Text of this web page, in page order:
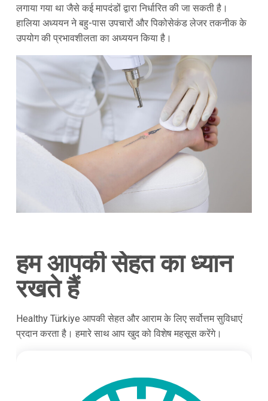
लगाया गया था जैसे कई मापदंडों द्वारा निर्धारित की जा सकती है।
हालिया अध्ययन ने बहु-पास उपचारों और पिकोसेकंड लेजर तकनीक के
उपयोग की प्रभावशीलता का अध्ययन किया है।
हम आपकी सेहत का ध्यान
रखते हैं
Healthy Türkiye आपकी सेहत और आराम के लिए सर्वोत्तम सुविधाएं
प्रदान करता है। हमारे साथ आप खुद को विशेष महसूस करेंगे।